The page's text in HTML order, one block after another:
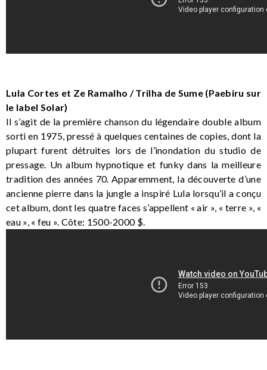
Lula Cortes et Ze Ramalho / Trilha de Sume (Paebiru sur
le label Solar)
Il s’agit de la première chanson du légendaire double album
sorti en 1975, pressé à quelques centaines de copies, dont la
plupart furent détruites lors de l’inondation du studio de
pressage. Un album hypnotique et funky dans la meilleure
tradition des années 70. Apparemment, la découverte d’une
ancienne pierre dans la jungle a inspiré Lula lorsqu’il a conçu
cet album, dont les quatre faces s’appellent « air », « terre », «
eau », « feu ». Côte: 1500-2000 $.